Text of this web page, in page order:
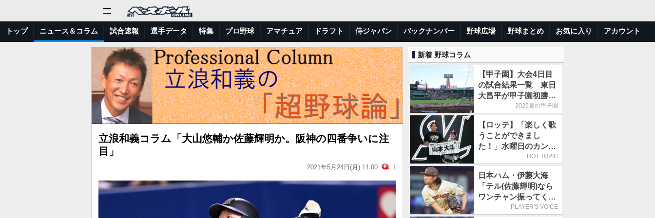
トップ ニュース＆コラム 試合速報 選手データ 特集 プロ野球 アマチュア ドラフト 侍ジャパン バックナンバー 野球広場 野球まとめ お気に入り アカウント
立浪和義コラム「大山悠輔か佐藤輝明か。阪神の四番争いに注
目」
2021年5月24日(月) 11:00 1
新着 野球コラム
【甲子園】大会4日目
の試合結果一覧 東日
大昌平が甲子園初勝
利、青森山田は1点差
2026夏の甲子園
【ロッテ】「楽しく歌
うことができまし
た！」水曜日のカンパ
ネラ、8月8日のオリッ
に来場
HOT TOPIC
日本ハム・伊藤大海
「テル(佐藤輝明)なら
ワンチャン振ってくれ
るかなと思って超スロ
PLAYER'S VOICE